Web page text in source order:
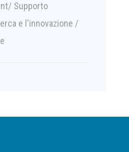
Supporto
e l'innovazione /